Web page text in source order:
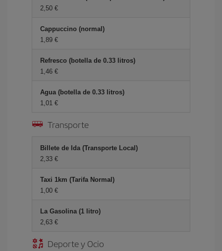
2,50 €
Cappuccino (normal)
1,89 €
Refresco (botella de 0.33 litros)
1,46 €
Agua (botella de 0.33 litros)
1,01 €
Transporte
Billete de Ida (Transporte Local)
2,33 €
Taxi 1km (Tarifa Normal)
1,00 €
La Gasolina (1 litro)
2,63 €
Deporte y Ocio